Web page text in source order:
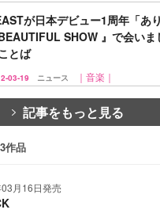
が日本デビュー1周年「あり
BEAUTIFUL SHOW 』で会い
とば
03-19 ニュース ｜音楽｜
記事をもっと見る
作品
月16日発売